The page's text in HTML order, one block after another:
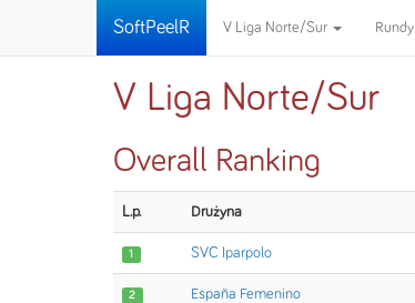
SoftPeelR V Liga Norte/Sur Rundy
V Liga Norte/Sur
Overall Ranking
L.p. Drużyna
1 SVC Iparpolo
2 España Femenino